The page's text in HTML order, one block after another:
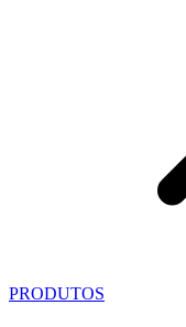
PRODUTOS